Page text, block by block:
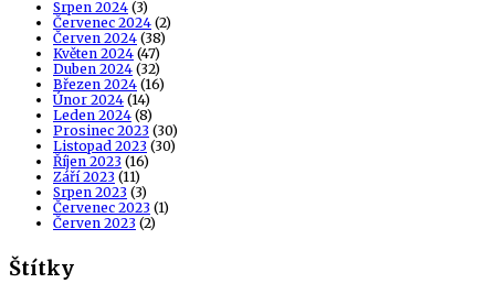
Srpen 2024 (3)
Červenec 2024 (2)
Červen 2024 (38)
Květen 2024 (47)
Duben 2024 (32)
Březen 2024 (16)
Únor 2024 (14)
Leden 2024 (8)
Prosinec 2023 (30)
Listopad 2023 (30)
Říjen 2023 (16)
Září 2023 (11)
Srpen 2023 (3)
Červenec 2023 (1)
Červen 2023 (2)
Štítky